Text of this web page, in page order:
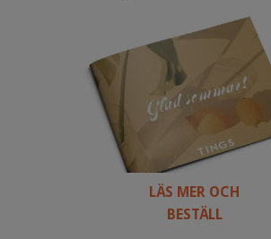
LÄS MER OCH
BESTÄLL